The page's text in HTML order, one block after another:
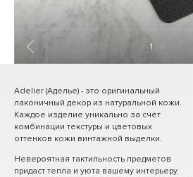
1
Adelier (Аделье) - это оригинальный
лаконичный декор из натуральной кожи.
Каждое изделие уникально за счёт
комбинации текстуры и цветовых
оттенков кожи винтажной выделки.
Невероятная тактильность предметов
придаст тепла и уюта вашему интерьеру.